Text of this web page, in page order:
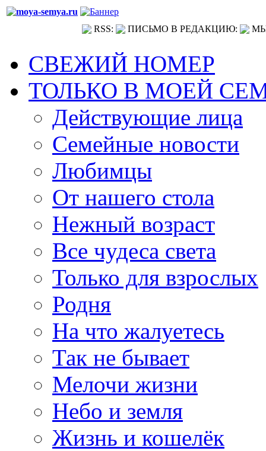
RSS: ПИСЬМО В РЕДАКЦИЮ:
СВЕЖИЙ НОМЕР
ТОЛЬКО В МОЕЙ
Действующие лица
Семейные новости
Любимцы
От нашего стола
Нежный возраст
Все чудеса света
Только для взрослых
Родня
На что жалуетесь
Так не бывает
Мелочи жизни
Небо и земля
Жизнь и кошелёк